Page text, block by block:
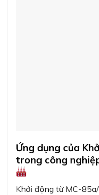
Ứng dụng của
trong công
Khởi động từ MC-